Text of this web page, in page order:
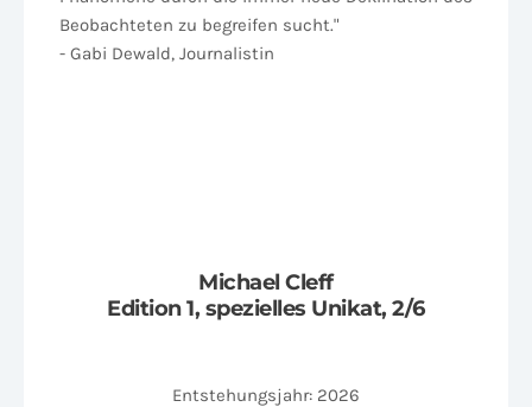
Beobachteten zu begreifen sucht."
- Gabi Dewald, Journalistin
Michael Cleff
Edition 1, spezielles Unikat, 2/6
Entstehungsjahr: 2026